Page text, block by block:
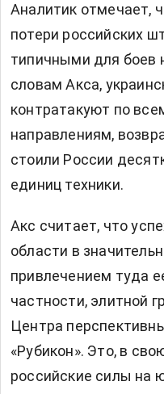
Аналитик отмечает,
потери российских
типичными для боев
словам Акса,
контратакуют по
направлениям,
стоили России
единиц техники.
Акс считает, что
области в
привлечением туда
частности, элитной
Центра
«Рубикон». Это, в
российские силы на